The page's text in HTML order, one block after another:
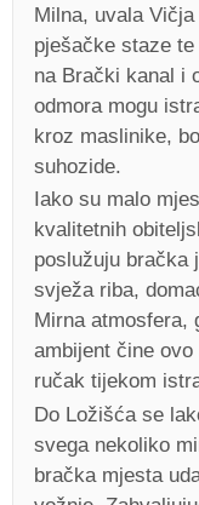
Milna, uvala
pješačke staze
na Brački kanal i
odmora mogu
kroz maslinike,
suhozide.
Iako su malo
kvalitetnih
poslužuju bračka
svježa riba,
Mirna atmosfera,
ambijent čine
ručak tijekom
Do Ložišća se
svega nekoliko
bračka mjesta